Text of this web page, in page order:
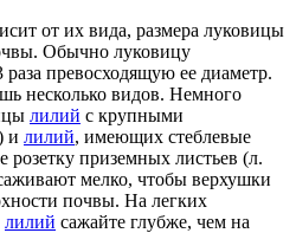
от их вида, размера луковицы
Обычно луковицу
превосходящую ее диаметр.
несколько видов. Немного
лилий с крупными
и лилий, имеющих стеблевые
приземных листьев (л.
мелко, чтобы верхушки
почвы. На легких
лилий сажайте глубже, чем на